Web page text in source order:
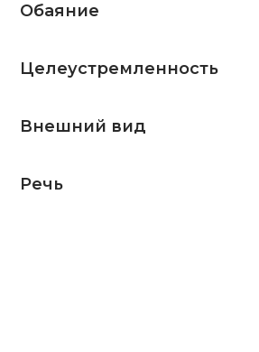
Обаяние
Целеустремленность
Внешний вид
Речь